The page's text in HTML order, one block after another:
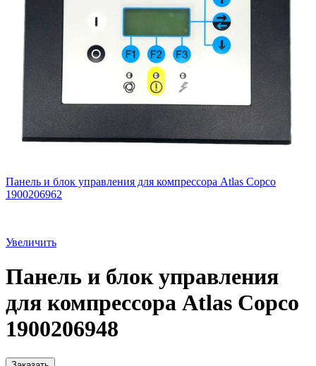
Панель и блок управления для компрессора Atlas Copco
1900206962
Увеличить
Панель и блок управления
для компрессора Atlas Copco
1900206948